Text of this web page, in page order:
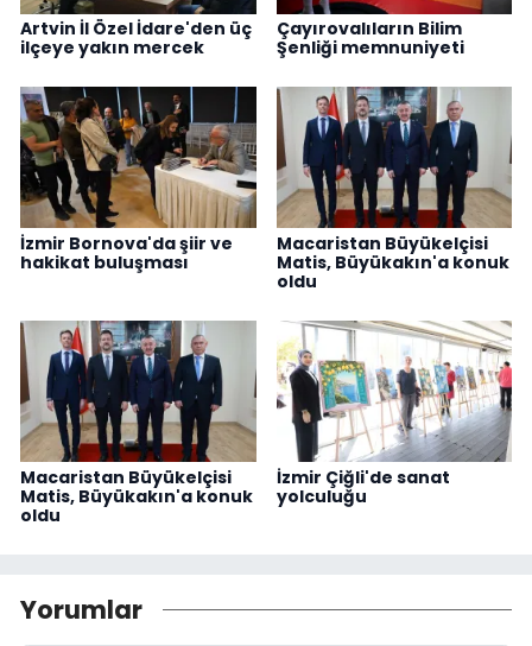
Artvin İl Özel İdare'den üç
ilçeye yakın mercek
Çayırovalıların Bilim
Şenliği memnuniyeti
İzmir Bornova'da şiir ve
hakikat buluşması
Macaristan Büyükelçisi
Matis, Büyükakın'a konuk
oldu
Macaristan Büyükelçisi
Matis, Büyükakın'a konuk
oldu
İzmir Çiğli'de sanat
yolculuğu
Yorumlar